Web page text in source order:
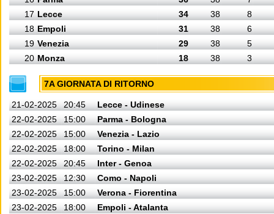
17 Lecce 34 38
8
18 Empoli 31 38
6
19 Venezia 29 38
5
20 Monza 18 38 3
7A GIORNATA DI RITORNO
21-02-2025 20:45
Lecce - Udinese
22-02-2025
15:00
Parma - Bologna
22-02-2025
15:00
Venezia - Lazio
22-02-2025
18:00
Torino - Milan
22-02-2025
20:45
Inter - Genoa
23-02-2025
12:30
Como - Napoli
23-02-2025
15:00
Verona - Fiorentina
23-02-2025
18:00
Empoli - Atalanta